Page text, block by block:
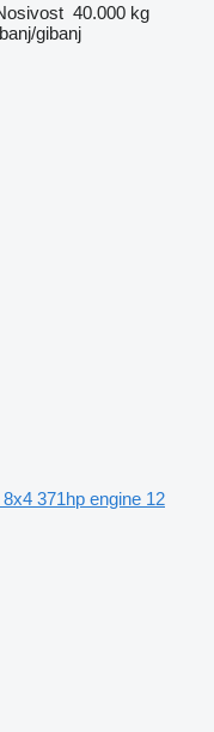
40.000 kg
gibanj
371hp engine 12